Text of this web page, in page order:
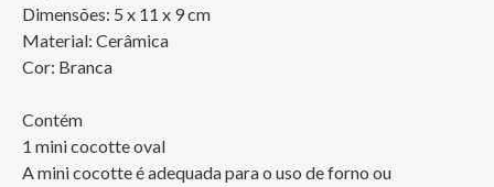
Dimensões: 5 x 11 x 9 cm
Material: Cerâmica
Cor: Branca
Contém
1 mini cocotte oval
A mini cocotte é adequada para o uso de forno ou